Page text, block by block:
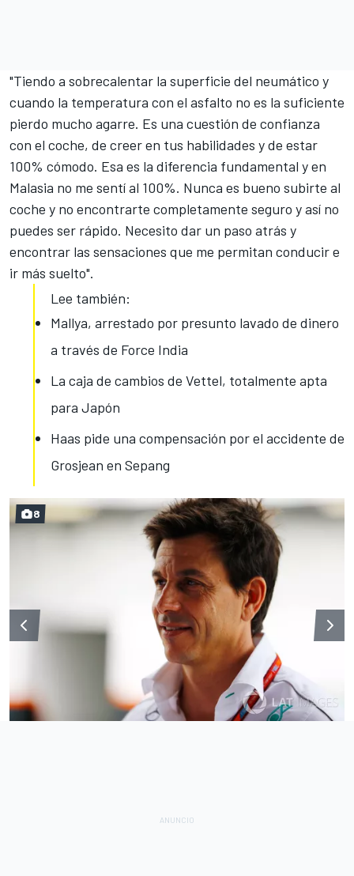
"Tiendo a sobrecalentar la superficie del neumático y
cuando la temperatura con el asfalto no es la suficiente
pierdo mucho agarre. Es una cuestión de confianza
con el coche, de creer en tus habilidades y de estar
100% cómodo. Esa es la diferencia fundamental y en
Malasia no me sentí al 100%. Nunca es bueno subirte al
coche y no encontrarte completamente seguro y así no
puedes ser rápido. Necesito dar un paso atrás y
encontrar las sensaciones que me permitan conducir e
ir más suelto".
Lee también:
Mallya, arrestado por presunto lavado de dinero
a través de Force India
La caja de cambios de Vettel, totalmente apta
para Japón
Haas pide una compensación por el accidente de
Grosjean en Sepang
8